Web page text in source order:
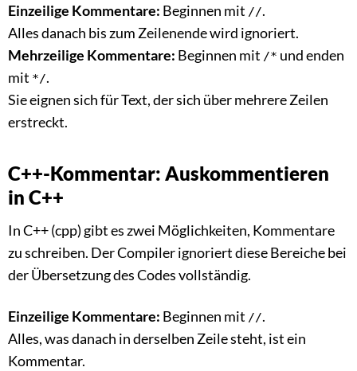
Einzeilige Kommentare: Beginnen mit //.
Alles danach bis zum Zeilenende wird ignoriert.
Mehrzeilige Kommentare: Beginnen mit /* und enden
mit */.
Sie eignen sich für Text, der sich über mehrere Zeilen
erstreckt.
C++-Kommentar: Auskommentieren
in C++
In C++ (cpp) gibt es zwei Möglichkeiten, Kommentare
zu schreiben. Der Compiler ignoriert diese Bereiche bei
der Übersetzung des Codes vollständig.
Einzeilige Kommentare: Beginnen mit //.
Alles, was danach in derselben Zeile steht, ist ein
Kommentar.